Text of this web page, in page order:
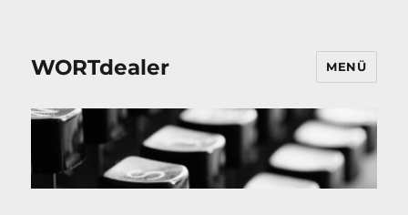
WORTdealer MENÜ